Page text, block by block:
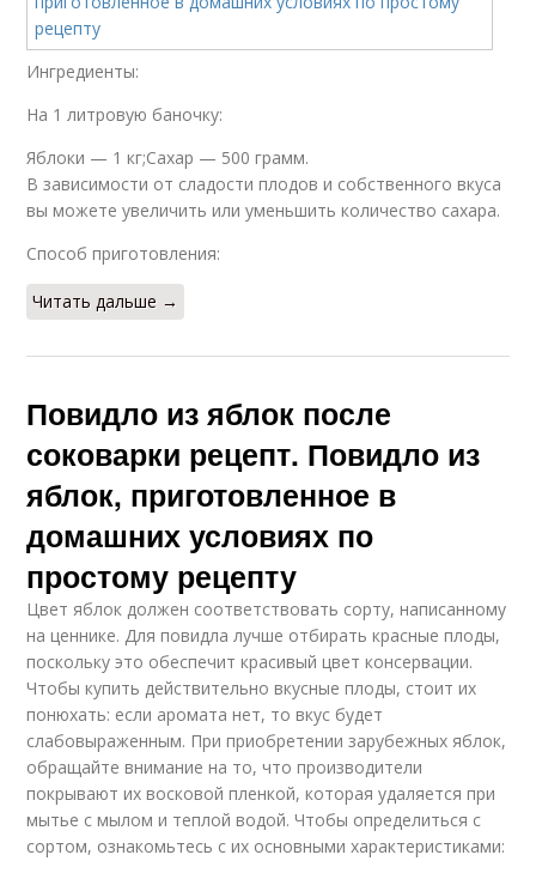
Ингредиенты:
На 1 литровую баночку:
Яблоки — 1 кг;Сахар — 500 грамм.
В зависимости от сладости плодов и собственного вкуса
вы можете увеличить или уменьшить количество сахара.
Способ приготовления:
Читать дальше →
Повидло из яблок после
соковарки рецепт. Повидло из
яблок, приготовленное в
домашних условиях по
простому рецепту
Цвет яблок должен соответствовать сорту, написанному
на ценнике. Для повидла лучше отбирать красные плоды,
поскольку это обеспечит красивый цвет консервации.
Чтобы купить действительно вкусные плоды, стоит их
понюхать: если аромата нет, то вкус будет
слабовыраженным. При приобретении зарубежных яблок,
обращайте внимание на то, что производители
покрывают их восковой пленкой, которая удаляется при
мытье с мылом и теплой водой. Чтобы определиться с
сортом, ознакомьтесь с их основными характеристиками: